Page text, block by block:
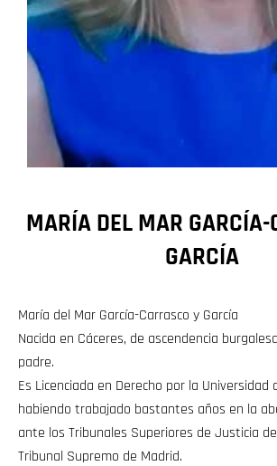
MARÍA DEL MAR GARCÍA-
GARCÍA
María del Mar García-Carrasco y García
Nacida en Cáceres, de ascendencia
padre.
Es Licenciada en Derecho por la Universidad
habiendo trabajado bastantes años en la
ante los Tribunales Superiores de Justicia
Tribunal Supremo de Madrid.